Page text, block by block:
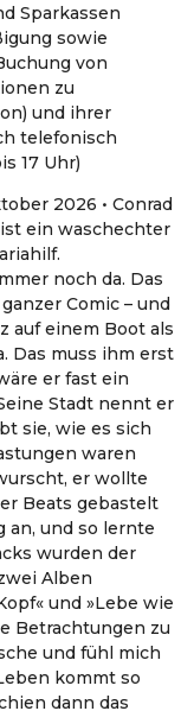
Sparkassen
sowie
von
zu
und ihrer
telefonisch
17 Uhr)
2026 • Conrad
ein waschechter
noch da. Das
Comic – und
auf einem Boot als
Das muss ihm erst
er fast ein
Stadt nennt er
sie, wie es sich
waren
er wollte
Beats gebastelt
an, und so lernte
wurden der
Alben
und »Lebe wie
Betrachtungen zu
und fühl mich
kommt so
dann das